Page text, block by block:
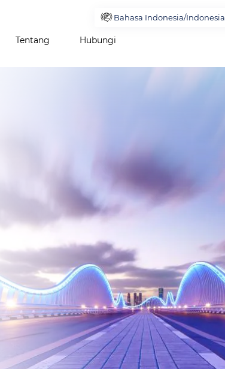
Tentang Hubungi
Bahasa Indonesia/Indonesia